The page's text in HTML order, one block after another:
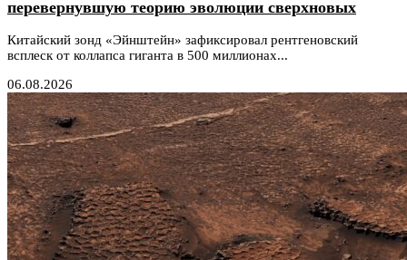
перевернувшую теорию эволюции сверхновых
Китайский зонд «Эйнштейн» зафиксировал рентгеновский
всплеск от коллапса гиганта в 500 миллионах...
06.08.2026